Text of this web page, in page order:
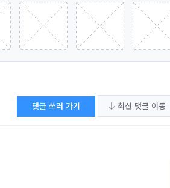
댓글 쓰러 가기 최신 댓글 이동